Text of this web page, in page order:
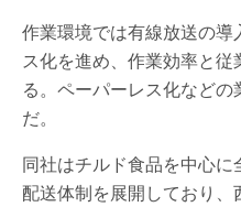
作業環境では有線放送の
ス化を進め、作業効率と
る。ペーパーレス化など
だ。
同社はチルド食品を中心
配送体制を展開しており、